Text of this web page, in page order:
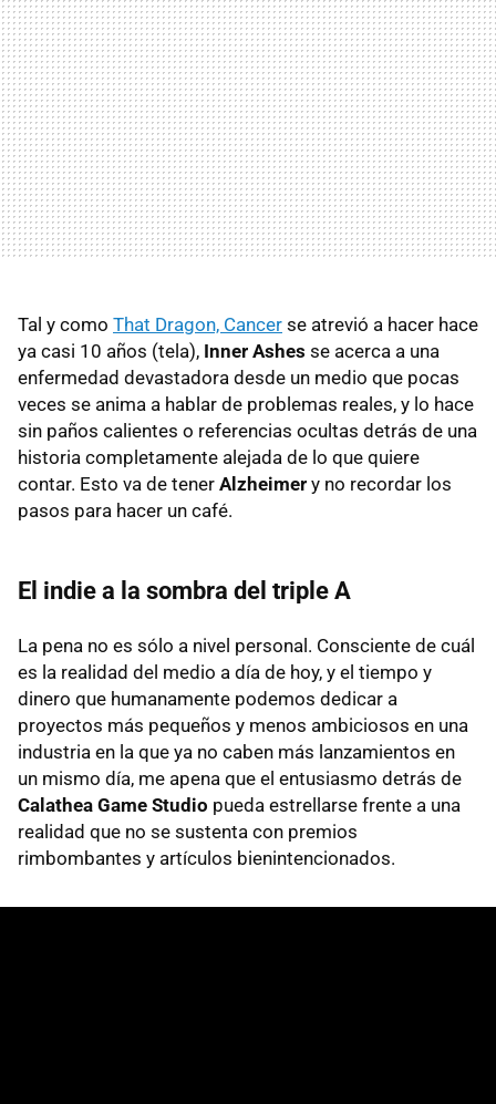
Tal y como That Dragon, Cancer se atrevió a hacer hace
ya casi 10 años (tela), Inner Ashes se acerca a una
enfermedad devastadora desde un medio que pocas
veces se anima a hablar de problemas reales, y lo hace
sin paños calientes o referencias ocultas detrás de una
historia completamente alejada de lo que quiere
contar. Esto va de tener Alzheimer y no recordar los
pasos para hacer un café.
El indie a la sombra del triple A
La pena no es sólo a nivel personal. Consciente de cuál
es la realidad del medio a día de hoy, y el tiempo y
dinero que humanamente podemos dedicar a
proyectos más pequeños y menos ambiciosos en una
industria en la que ya no caben más lanzamientos en
un mismo día, me apena que el entusiasmo detrás de
Calathea Game Studio pueda estrellarse frente a una
realidad que no se sustenta con premios
rimbombantes y artículos bienintencionados.